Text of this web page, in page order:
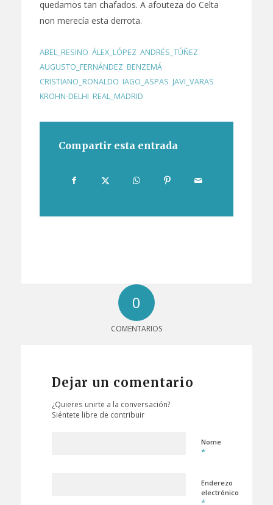
quedamos tan chafados. A afouteza do Celta
non merecía esta derrota.
ABEL_RESINO ÁLEX_LÓPEZ ANDRÉS_TÚÑEZ
AUGUSTO_FERNÁNDEZ BENZEMÁ,
CRISTIANO_RONALDO IAGO_ASPAS JAVI_VARAS
KROHN-DELHI REAL_MADRID
Compartir esta entrada
0
COMENTARIOS
Dejar un comentario
¿Quieres unirte a la conversación?
Siéntete libre de contribuir
Nome
*
Enderezo
electrónico
*